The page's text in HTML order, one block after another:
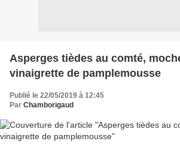
Asperges tièdes au comté,
vinaigrette de pamplemousse
Publié le 22/05/2019 à 12:45
Par Chamborigaud